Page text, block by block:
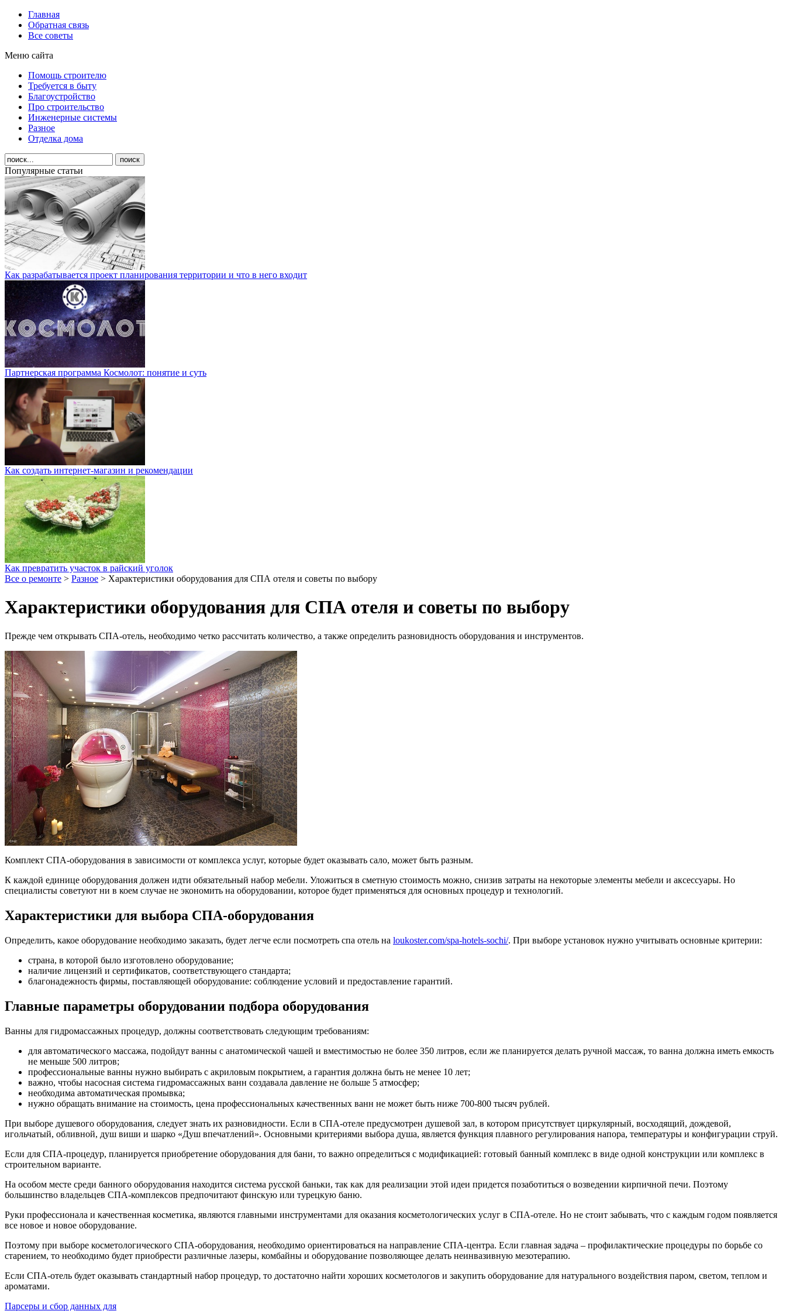
Главная
Обратная связь
Все советы
Меню сайта
Помощь строителю
Требуется в быту
Благоустройство
Про строительство
Инженерные системы
Разное
Отделка дома
Популярные статьи
Как разрабатывается проект планирования территории и что в него входит
Партнерская программа Космолот: понятие и суть
Как создать интернет-магазин и рекомендации
Как превратить участок в райский уголок
Все о ремонте > Разное > Характеристики оборудования для СПА отеля и советы по выбору
Характеристики оборудования для СПА отеля и советы по выбору
Прежде чем открывать СПА-отель, необходимо четко рассчитать количество, а также определить разновидность оборудования и инструментов.
Комплект СПА-оборудования в зависимости от комплекса услуг, которые будет оказывать сало, может быть разным.
К каждой единице оборудования должен идти обязательный набор мебели. Уложиться в сметную стоимость можно, снизив затраты на некоторые элементы мебели и аксессуары. Но
специалисты советуют ни в коем случае не экономить на оборудовании, которое будет применяться для основных процедур и технологий.
Характеристики для выбора СПА-оборудования
Определить, какое оборудование необходимо заказать, будет легче если посмотреть спа отель на loukoster.com/spa-hotels-sochi/. При выборе установок нужно учитывать основные критерии:
страна, в которой было изготовлено оборудование;
наличие лицензий и сертификатов, соответствующего стандарта;
благонадежность фирмы, поставляющей оборудование: соблюдение условий и предоставление гарантий.
Главные параметры оборудовании подбора оборудования
Ванны для гидромассажных процедур, должны соответствовать следующим требованиям:
для автоматического массажа, подойдут ванны с анатомической чашей и вместимостью не более 350 литров, если же планируется делать ручной массаж, то ванна должна иметь емкость
не меньше 500 литров;
профессиональные ванны нужно выбирать с акриловым покрытием, а гарантия должна быть не менее 10 лет;
важно, чтобы насосная система гидромассажных ванн создавала давление не больше 5 атмосфер;
необходима автоматическая промывка;
нужно обращать внимание на стоимость, цена профессиональных качественных ванн не может быть ниже 700-800 тысяч рублей.
При выборе душевого оборудования, следует знать их разновидности. Если в СПА-отеле предусмотрен душевой зал, в котором присутствует циркулярный, восходящий, дождевой,
игольчатый, обливной, душ виши и шарко «Душ впечатлений». Основными критериями выбора душа, является функция плавного регулирования напора, температуры и конфигурации струй.
Если для СПА-процедур, планируется приобретение оборудования для бани, то важно определиться с модификацией: готовый банный комплекс в виде одной конструкции или комплекс в
строительном варианте.
На особом месте среди банного оборудования находится система русской баньки, так как для реализации этой идеи придется позаботиться о возведении кирпичной печи. Поэтому
большинство владельцев СПА-комплексов предпочитают финскую или турецкую баню.
Руки профессионала и качественная косметика, являются главными инструментами для оказания косметологических услуг в СПА-отеле. Но не стоит забывать, что с каждым годом появляется
все новое и новое оборудование.
Поэтому при выборе косметологического СПА-оборудования, необходимо ориентироваться на направление СПА-центра. Если главная задача – профилактические процедуры по борьбе со
старением, то необходимо будет приобрести различные лазеры, комбайны и оборудование позволяющее делать неинвазивную мезотерапию.
Если СПА-отель будет оказывать стандартный набор процедур, то достаточно найти хороших косметологов и закупить оборудование для натурального воздействия паром, светом, теплом и
ароматами.
Парсеры и сбор данных для